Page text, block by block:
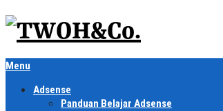
Menu
Adsense
Panduan Belajar Adsense